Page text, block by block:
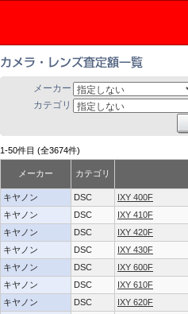
メーカー
カテゴリ
1-50件目 (全3674件)
メーカー カテゴリ
キヤノン DSC
IXY 400F
キヤノン
DSC
IXY 410F
キヤノン
DSC
IXY 420F
キヤノン
DSC
IXY 430F
キヤノン
DSC
IXY 600F
キヤノン
DSC
IXY 610F
キヤノン
DSC
IXY 620F